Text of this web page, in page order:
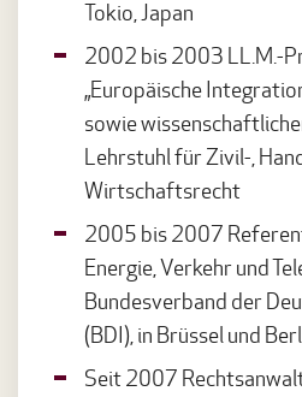
Tokio, Japan
2002 bis 2003 LL.M.-
„Europäische
sowie
Lehrstuhl für Zivil-,
Wirtschaftsrecht
2005 bis 2007
Energie, Verkehr und
Bundesverband der
(BDI), in Brüssel und
Seit 2007